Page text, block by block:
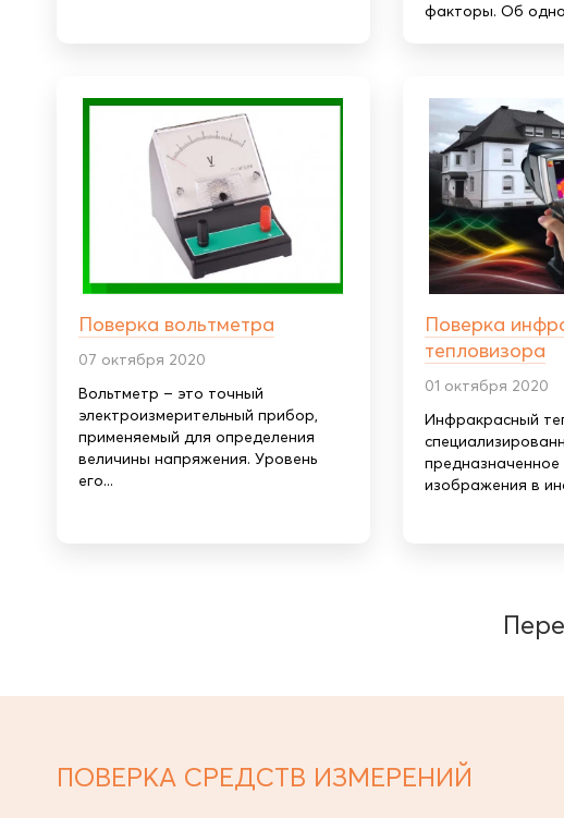
факторы. Об
Поверка вольтметра
07 октября 2020
Вольтметр – это точный
электроизмерительный прибор,
применяемый для определения
величины напряжения. Уровень
его...
Поверка
тепловизора
01 октября 2020
Инфракрасный
предназначенное
изображения в
ПОВЕРКА СРЕДСТВ ИЗМЕРЕНИЙ